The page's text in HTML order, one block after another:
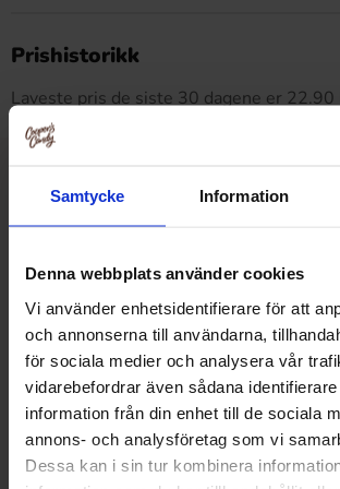
Samtycke Information
Denna webbplats använder cookies
Vi använder enhetsidentifierare för att
och annonserna till användarna,
för sociala medier och analysera vår
vidarebefordrar även sådana
information från din enhet till de sociala
annons- och analysföretag som vi
Dessa kan i sin tur kombinera
Prishistorikk
Laveste pris de siste 30 dagene er
Relaterte